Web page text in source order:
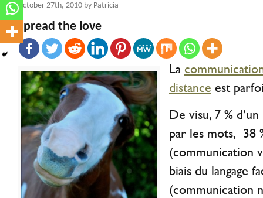
October 27th, 2010 by Patricia
Spread the love
La
distance est
De visu, 7 %
par les mots, 38
(communication
biais du langage
(communication